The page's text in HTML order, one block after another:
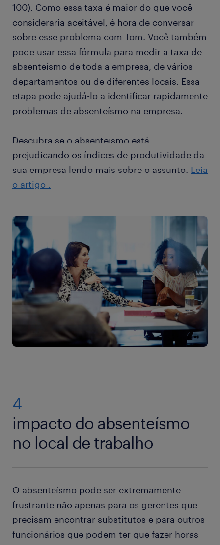
100). Como essa taxa é maior do que você
consideraria aceitável, é hora de conversar
sobre esse problema com Tom. Você também
pode usar essa fórmula para medir a taxa de
absenteísmo de toda a empresa, de vários
departamentos ou de diferentes locais. Essa
etapa pode ajudá-lo a identificar rapidamente
problemas de absenteísmo na empresa.
Descubra se o absenteísmo está
prejudicando os índices de produtividade da
sua empresa lendo mais sobre o assunto. Leia
o artigo .
4
impacto do absenteísmo
no local de trabalho
O absenteísmo pode ser extremamente
frustrante não apenas para os gerentes que
precisam encontrar substitutos e para outros
funcionários que podem ter que fazer horas